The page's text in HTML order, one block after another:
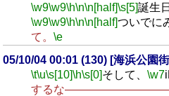
\w9\w9\h\n\n[half]\s[5]誕生
\w9\w9\h\n\n[half]ついでに
て。 \e
05/10/04 00:01 (130) [海浜公園
\t\u\s[10]\h\s[0]そして、 \w7
するな